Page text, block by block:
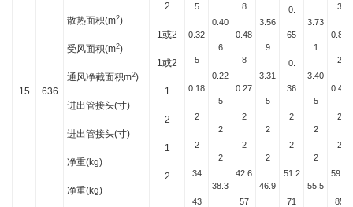
15 636
散热面积(m2)
受风面积(m2)
通风净截面积m2)
进出管接头(寸)
进出管接头(寸)
净重(kg)
净重(kg)
2
1或2
1或2
1
2
1
2
5
0.32
5
0.18
2
2
34
43
0.40
6
0.22
5
2
2
38.3
8
0.48
8
0.27
2
2
42.6
57
3.56
9
3.31
5
2
2
46.9
0.
65
0.
36
2
2
51.2
71
3.73
1
3.40
5
2
2
55.5
3
0.81
2
0.45
2
2
59.8
85